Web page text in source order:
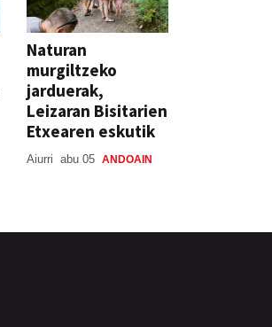
Naturan
murgiltzeko
jarduerak,
Leizaran Bisitarien
Etxearen eskutik
Aiurri abu 05 ANDOAIN